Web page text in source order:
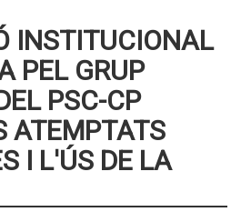
INSTITUCIONAL
PEL GRUP
PSC-CP
ATEMPTATS
I L'ÚS DE LA